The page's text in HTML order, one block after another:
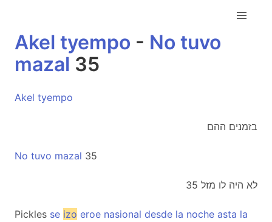
Akel tyempo - No tuvo
mazal 35
Akel tyempo
בזמנים ההם
No tuvo mazal 35
לא היה לו מזל 35
Pickles se izo eroe nasional desde la noche asta la